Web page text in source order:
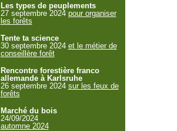
Les types de peuplements
27 septembre 2024 pour organiser
les forêts
Tente ta science
30 septembre 2024 et le métier de
conseillère forêt
Rencontre forestière franco
allemande à Karlsruhe
26 septembre 2024 sur les feux de
forêts
Marché du bois
24/09/2024
automne 2024